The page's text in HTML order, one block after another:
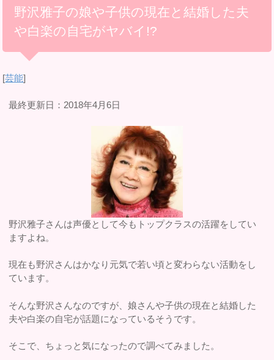
野沢雅子の娘や子供の現在と結婚した夫
や白楽の自宅がヤバイ!?
[芸能]
最終更新日：2018年4月6日
野沢雅子さんは声優として今もトップクラスの活躍をしてい
ますよね。
現在も野沢さんはかなり元気で若い頃と変わらない活動をし
ています。
そんな野沢さんなのですが、娘さんや子供の現在と結婚した
夫や白楽の自宅が話題になっているそうです。
そこで、ちょっと気になったので調べてみました。